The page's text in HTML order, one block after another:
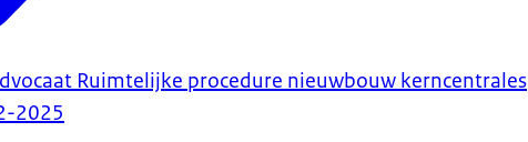
Ruimtelijke procedure nieuwbouw kerncentrales
2025